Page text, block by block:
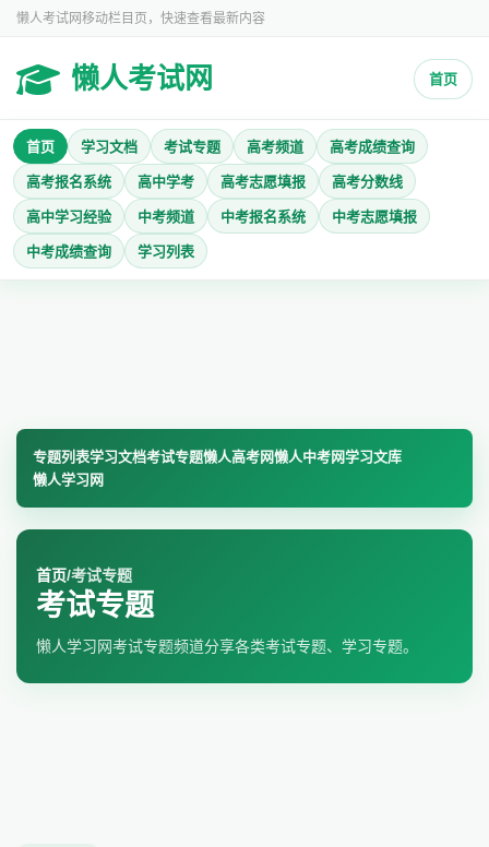
懒人考试网移动栏目页，快速查看最新内容
懒人考试网 首页
首页 学习文档 考试专题 高考频道 高考成绩查询
高考报名系统 高中学考 高考志愿填报 高考分数线
高中学习经验 中考频道 中考报名系统 中考志愿填报
中考成绩查询 学习列表
专题列表学习文档考试专题懒人高考网懒人中考网学习文库
懒人学习网
首页/考试专题
考试专题
懒人学习网考试专题频道分享各类考试专题、学习专题。